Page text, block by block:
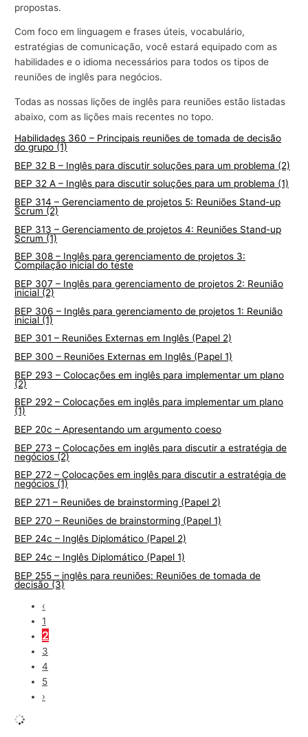
propostas.
Com foco em linguagem e frases úteis, vocabulário,
estratégias de comunicação, você estará equipado com as
habilidades e o idioma necessários para todos os tipos de
reuniões de inglês para negócios.
Todas as nossas lições de inglês para reuniões estão listadas
abaixo, com as lições mais recentes no topo.
Habilidades 360 – Principais reuniões de tomada de decisão
do grupo (1)
BEP 32 B – Inglês para discutir soluções para um problema (2)
BEP 32 A – Inglês para discutir soluções para um problema (1)
BEP 314 – Gerenciamento de projetos 5: Reuniões Stand-up
Scrum (2)
BEP 313 – Gerenciamento de projetos 4: Reuniões Stand-up
Scrum (1)
BEP 308 – Inglês para gerenciamento de projetos 3:
Compilação inicial do teste
BEP 307 – Inglês para gerenciamento de projetos 2: Reunião
inicial (2)
BEP 306 – Inglês para gerenciamento de projetos 1: Reunião
inicial (1)
BEP 301 – Reuniões Externas em Inglês (Papel 2)
BEP 300 – Reuniões Externas em Inglês (Papel 1)
BEP 293 – Colocações em inglês para implementar um plano
(2)
BEP 292 – Colocações em inglês para implementar um plano
(1)
BEP 20c – Apresentando um argumento coeso
BEP 273 – Colocações em inglês para discutir a estratégia de
negócios (2)
BEP 272 – Colocações em inglês para discutir a estratégia de
negócios (1)
BEP 271 – Reuniões de brainstorming (Papel 2)
BEP 270 – Reuniões de brainstorming (Papel 1)
BEP 24c – Inglês Diplomático (Papel 2)
BEP 24c – Inglês Diplomático (Papel 1)
BEP 255 – inglês para reuniões: Reuniões de tomada de
decisão (3)
‹
1
2
3
4
5
›